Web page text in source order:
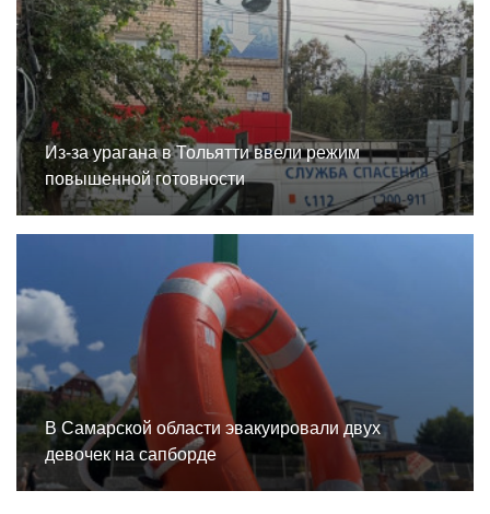
Из-за урагана в Тольятти ввели режим
повышенной готовности
В Самарской области эвакуировали двух
девочек на сапборде